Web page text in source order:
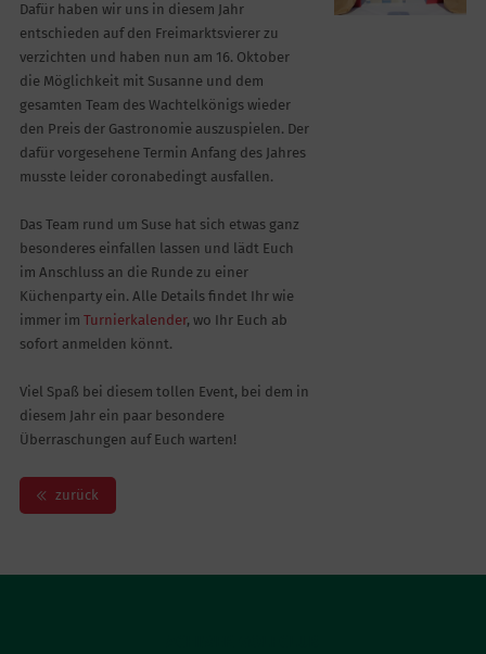
Dafür haben wir uns in diesem Jahr
entschieden auf den Freimarktsvierer zu
verzichten und haben nun am 16. Oktober
die Möglichkeit mit Susanne und dem
gesamten Team des Wachtelkönigs wieder
den Preis der Gastronomie auszuspielen. Der
dafür vorgesehene Termin Anfang des Jahres
musste leider coronabedingt ausfallen.
Das Team rund um Suse hat sich etwas ganz
besonderes einfallen lassen und lädt Euch
im Anschluss an die Runde zu einer
Küchenparty ein. Alle Details findet Ihr wie
immer im Turnierkalender, wo Ihr Euch ab
sofort anmelden könnt.
Viel Spaß bei diesem tollen Event, bei dem in
diesem Jahr ein paar besondere
Überraschungen auf Euch warten!
zurück